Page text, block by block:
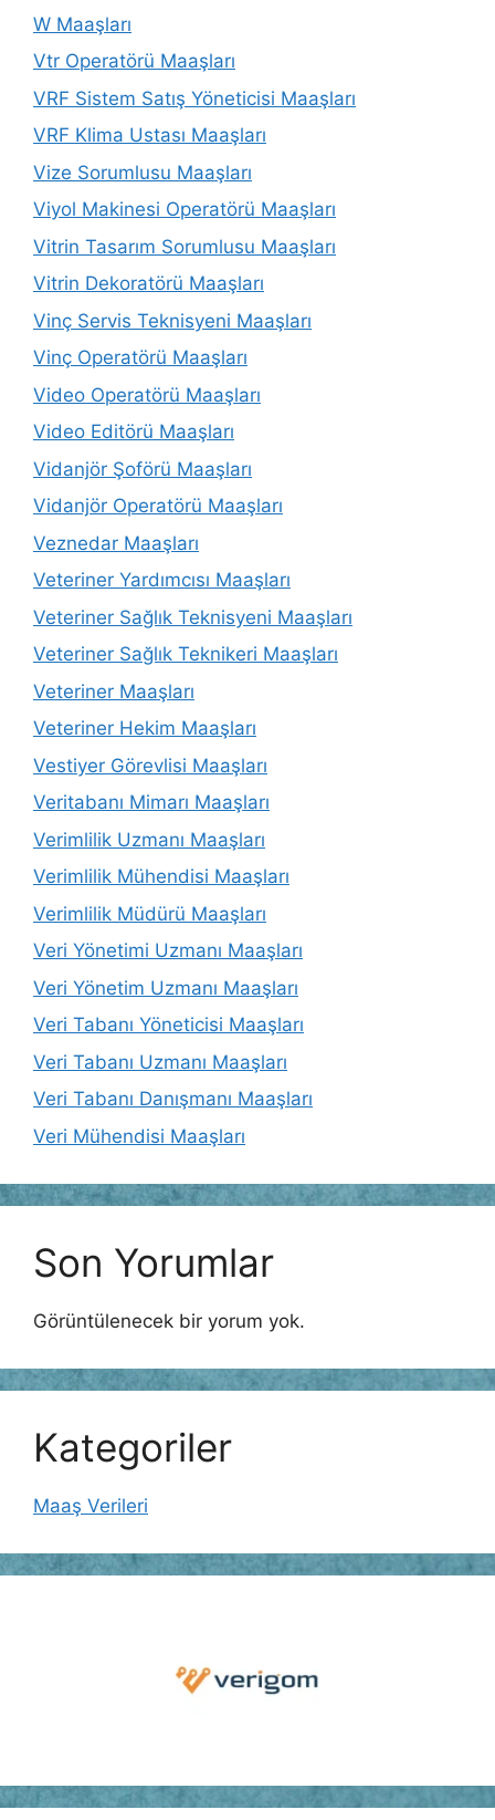
W Maaşları
Vtr Operatörü Maaşları
VRF Sistem Satış Yöneticisi Maaşları
VRF Klima Ustası Maaşları
Vize Sorumlusu Maaşları
Viyol Makinesi Operatörü Maaşları
Vitrin Tasarım Sorumlusu Maaşları
Vitrin Dekoratörü Maaşları
Vinç Servis Teknisyeni Maaşları
Vinç Operatörü Maaşları
Video Operatörü Maaşları
Video Editörü Maaşları
Vidanjör Şoförü Maaşları
Vidanjör Operatörü Maaşları
Veznedar Maaşları
Veteriner Yardımcısı Maaşları
Veteriner Sağlık Teknisyeni Maaşları
Veteriner Sağlık Teknikeri Maaşları
Veteriner Maaşları
Veteriner Hekim Maaşları
Vestiyer Görevlisi Maaşları
Veritabanı Mimarı Maaşları
Verimlilik Uzmanı Maaşları
Verimlilik Mühendisi Maaşları
Verimlilik Müdürü Maaşları
Veri Yönetimi Uzmanı Maaşları
Veri Yönetim Uzmanı Maaşları
Veri Tabanı Yöneticisi Maaşları
Veri Tabanı Uzmanı Maaşları
Veri Tabanı Danışmanı Maaşları
Veri Mühendisi Maaşları
Son Yorumlar
Görüntülenecek bir yorum yok.
Kategoriler
Maaş Verileri